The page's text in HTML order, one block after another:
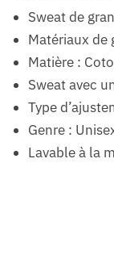
Sweat de
Matériaux de
Matière :
Sweat avec
Type
Genre :
Lavable à la